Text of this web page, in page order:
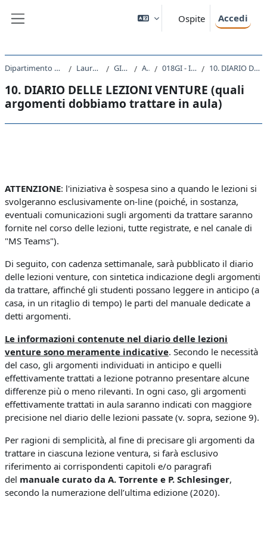
Ospite Accedi
Dipartimento di Scienze Giuridiche, del Linguaggio, dell`Interpretazione e della Traduzione Laurea Magistrale Ciclo Unico 5 anni GI01 - GIURISPRUDENZA A.A. 2020 - 2021 018GI - ISTITUZIONI DI DIRITTO PRIVATO I 2020 10. DIARIO DELLE LEZIONI VENTURE (quali argomenti dobbiamo trattare in aula)
10. DIARIO DELLE LEZIONI VENTURE (quali
argomenti dobbiamo trattare in aula)
ATTENZIONE: l'iniziativa è sospesa sino a quando le lezioni si
svolgeranno esclusivamente on-line (poiché, in sostanza,
eventuali comunicazioni sugli argomenti da trattare saranno
fornite nel corso delle lezioni, tutte registrate, e nel canale di
"MS Teams").
Di seguito, con cadenza settimanale, sarà pubblicato il diario
delle lezioni venture, con sintetica indicazione degli argomenti
da trattare, affinché gli studenti possano leggere in anticipo (a
casa, in un ritaglio di tempo) le parti del manuale dedicate a
detti argomenti.
Le informazioni contenute nel diario delle lezioni
venture sono meramente indicative. Secondo le necessità
del caso, gli argomenti individuati in anticipo e quelli
effettivamente trattati a lezione potranno presentare alcune
differenze più o meno rilevanti. In ogni caso, gli argomenti
effettivamente trattati in aula saranno indicati con maggiore
precisione nel diario delle lezioni passate (v. sopra, sezione 9).
Per ragioni di semplicità, al fine di precisare gli argomenti da
trattare in ciascuna lezione ventura, si farà esclusivo
riferimento ai corrispondenti capitoli e/o paragrafi
del manuale curato da A. Torrente e P. Schlesinger,
secondo la numerazione dell’ultima edizione (2020).